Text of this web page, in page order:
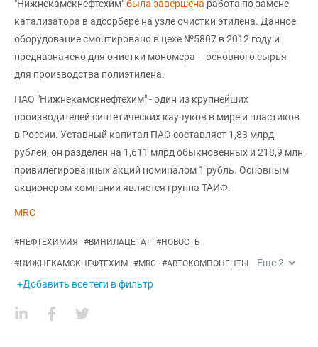
"Нижнекамскнефтехим"была завершена работа по замене
катализатора в адсорбере на узле очистки этилена. Данное
оборудование смонтировано в цехе №5807 в 2012 году и
предназначено для очистки мономера – основного сырья
для производства полиэтилена.
ПАО "Нижнекамскнефтехим" - один из крупнейших
производителей синтетических каучуков в мире и пластиков
в России. Уставный капитал ПАО составляет 1,83 млрд
рублей, он разделен на 1,611 млрд обыкновенных и 218,9 млн
привилегированных акций номиналом 1 рубль. Основным
акционером компании является группа ТАИФ.
MRC
#НЕФТЕХИМИЯ #ВИНИЛАЦЕТАТ #НОВОСТЬ
#НИЖНЕКАМСКНЕФТЕХИМ #MRC #АВТОКОМПОНЕНТЫ Еще2
+Добавить все теги в фильтр